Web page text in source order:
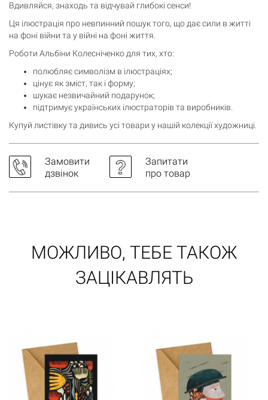
Вдивляйся, знаходь та відчувай глибокі сенси!
Ця ілюстрація про невпинний пошук того, що дає сили в житті
на фоні війни та у війні на фоні життя.
Роботи Альбіни Колесніченко для тих, хто:
полюбляє символізм в ілюстраціях;
цінує як зміст, так і форму;
шукає незвичайний подарунок;
підтримує українських ілюстраторів та виробників.
Купуй листівку та дивись усі товари у нашій колекції художниці.
Замовити
дзвінок
Запитати
про товар
МОЖЛИВО, ТЕБЕ ТАКОЖ
ЗАЦІКАВЛЯТЬ
Кошик0 товари
Кошик порожній